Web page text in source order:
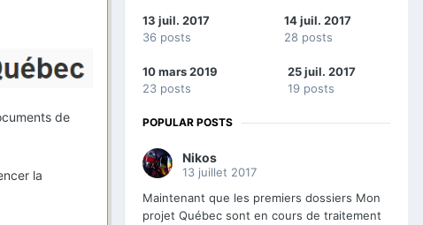
de
la
13 juil. 2017
36 posts
14 juil. 2017
28 posts
10 mars 2019
23 posts
25 juil. 2017
19 posts
POPULAR POSTS
Nikos
13 juillet 2017
Maintenant que les premiers dossiers Mon
projet Québec sont en cours de traitement